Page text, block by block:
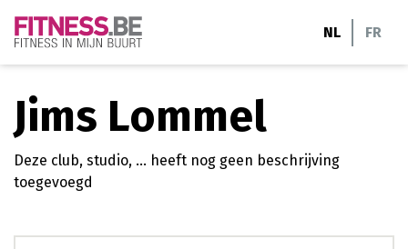
NL FR
Jims Lommel
Deze club, studio, ... heeft nog geen beschrijving
toegevoegd